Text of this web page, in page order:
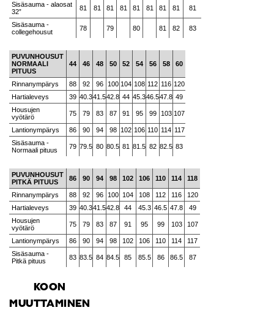
Sisäsauma - alaosat
32”
81 81 81 81 81 81 81 81 81
Sisäsauma -
collegehousut
78 79 80 81 82 83
PUVUNHOUSUT
NORMAALI
PITUUS
44 46 48 50 52 54 56 58 60
Rinnanympärys 88 92 96 100 104 108 112 116 120
Hartialeveys
39 40.341.542.8 44 45.346.547.8 49
Housujen
vyötärö
75 79 83 87 91 95 99 103 107
Lantionympärys 86 90 94 98 102 106 110 114 117
Sisäsauma -
Normaali pituus
79 79.5 80 80.5 81 81.5 82 82.5 83
PUVUNHOUSUT
PITKÄ PITUUS
86 90 94 98 102 106 110 114 118
Rinnanympärys 88 92 96 100 104 108 112 116
120
Hartialeveys
39 40.341.542.8 44 45.3 46.5 47.8
49
Housujen
vyötärö
75 79 83 87 91 95 99 103 107
Lantionympärys 86 90 94 98 102 106 110 114
117
Sisäsauma -
Pitkä pituus
83 83.5 84 84.5 85 85.5 86 86.5 87
KOON
MUUTTAMINEN